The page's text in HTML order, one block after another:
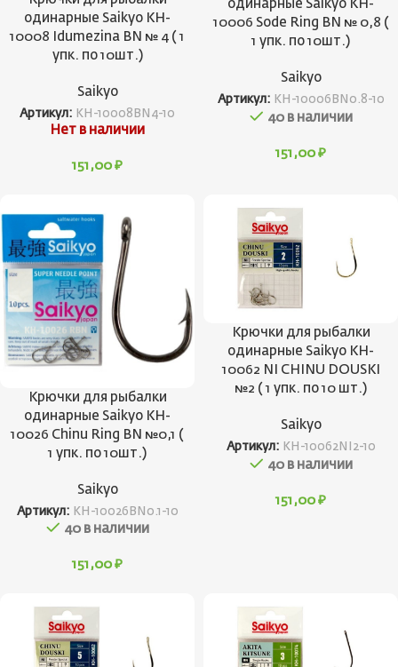
одинарные Saikyo KH-
10008 Idumezina BN № 4 ( 1
упк. по 10шт.)
Saikyo
Артикул: KH-10008BN4-10
Нет в наличии
151,00 ₽
одинарные Saikyo KH-
10006 Sode Ring BN № 0,8 (
1 упк. по 10шт.)
Saikyo
Артикул: KH-10006BN0.8-10
40 в наличии
151,00 ₽
Крючки для рыбалки
одинарные Saikyo KH-
10026 Chinu Ring BN №0,1 (
1 упк. по 10шт.)
Saikyo
Артикул: KH-10026BN0.1-10
40 в наличии
151,00 ₽
Крючки для рыбалки
одинарные Saikyo KH-
10062 NI CHINU DOUSKI
№2 ( 1 упк. по 10 шт.)
Saikyo
Артикул: KH-10062NI2-10
40 в наличии
151,00 ₽